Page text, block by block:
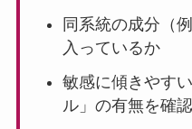
同系統の成分（
入っているか
敏感に傾きやす
ル」の有無を確認